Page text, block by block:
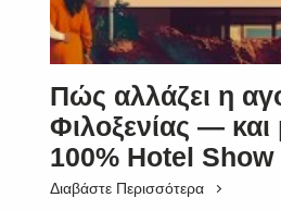
Πώς αλλάζει η
Φιλοξενίας — και
100% Hotel Show
Διαβάστε Περισσότερα